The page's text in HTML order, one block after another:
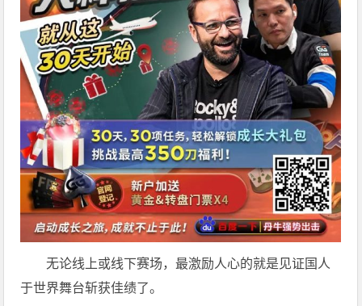
无论线上或线下赛场，最激励人心的就是见证国人
于世界舞台斩获佳绩了。